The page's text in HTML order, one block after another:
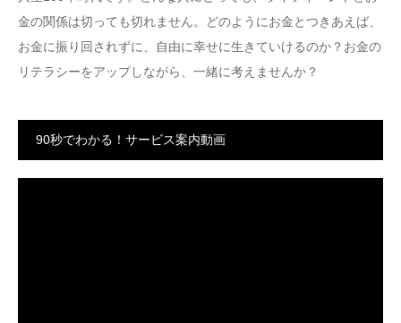
金の関係は切っても切れません。どのようにお金とつきあえば、
お金に振り回されずに、自由に幸せに生きていけるのか？お金の
リテラシーをアップしながら、一緒に考えませんか？
90秒でわかる！サービス案内動画